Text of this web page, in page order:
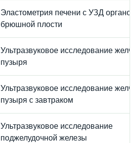
Эластометрия печени с УЗД органов
брюшной плости
Ультразвуковое исследование
пузыря
Ультразвуковое исследование
пузыря с завтраком
Ультразвуковое исследование
поджелудочной железы